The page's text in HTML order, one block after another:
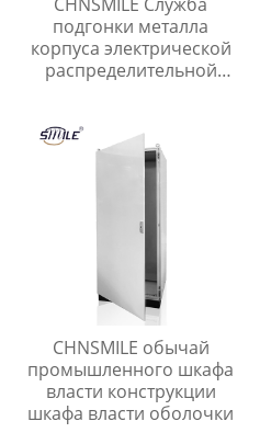
подгонки металла
корпуса электрической
распределительной
CHNSMILE обычай
промышленного шкафа
власти конструкции
шкафа власти оболочки